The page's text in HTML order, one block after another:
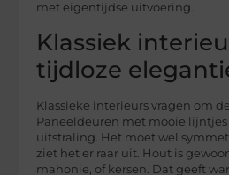
met eigentijdse uitvoering.
Klassiek
tijdloze
Klassieke interieurs vragen om
Paneeldeuren met mooie
uitstraling. Het moet wel
ziet het er raar uit. Hout is
mahonie, of kersen. Dat geeft